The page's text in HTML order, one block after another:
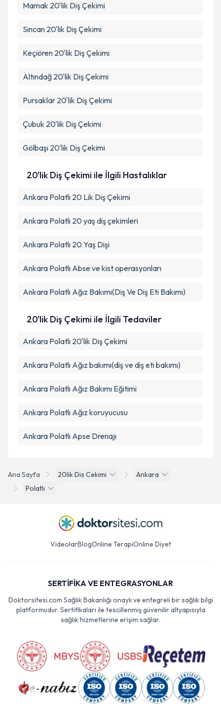
Ana Sayfa 20lik Dis Cekimi
Ankara
Polatlı
Mamak 20'lik Diş Çekimi
Sincan 20'lik Diş Çekimi
Keçiören 20'lik Diş Çekimi
Altındağ 20'lik Diş Çekimi
Pursaklar 20'lik Diş Çekimi
Çubuk 20'lik Diş Çekimi
Gölbaşı 20'lik Diş Çekimi
20'lik Diş Çekimi ile İlgili Hastalıklar
Ankara Polatlı 20 Lik Diş Çekimi
Ankara Polatlı 20 yaş diş çekimleri
Ankara Polatlı 20 Yaş Dişi
Ankara Polatlı Abse ve kist operasyonları
Ankara Polatlı Ağız Bakımı(Diş Ve Diş Eti Bakımı)
20'lik Diş Çekimi ile İlgili Tedaviler
Ankara Polatlı 20'lik Diş Çekimi
Ankara Polatlı Ağız bakımı(diş ve diş eti bakımı)
Ankara Polatlı Ağız Bakımı Eğitimi
Ankara Polatlı Ağız koruyucusu
Ankara Polatlı Apse Drenajı
VideolarBlogOnline TerapiOnline Diyet
SERTİFİKA VE ENTEGRASYONLAR
Doktorsitesi.com Sağlık Bakanlığı onaylı ve entegreli bir sağlık bilgi
platformudur. Sertifikaları ile tescillenmiş güvenilir altyapısıyla
sağlık hizmetlerine erişim sağlar.